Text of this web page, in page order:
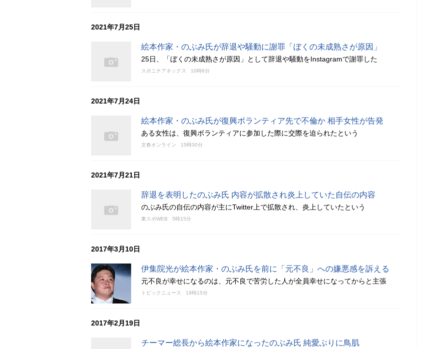
2021年7月25日
絵本作家・のぶみ氏が辞退や騒動に謝罪「ぼくの未成熟さが原因」
25日、「ぼくの未成熟さが原因」として辞退や騒動をInstagramで謝罪した
スポニチアネックス 10時6分
2021年7月24日
絵本作家・のぶみ氏が復興ボランティア先で不倫か 相手女性が告発
ある女性は、復興ボランティアに参加した際に交際を迫られたという
文春オンライン 15時30分
2021年7月21日
辞退を表明したのぶみ氏 内容が拡散され炎上していた自伝の内容
のぶみ氏の自伝の内容が主にTwitter上で拡散され、炎上していたという
東スポWEB 5時15分
2017年3月10日
伊集院光が絵本作家・のぶみ氏を前に「元不良」への嫌悪感を訴える
元不良が幸せになるのは、元不良で苦労した人が全員幸せになってからと主張
トピックニュース 19時15分
2017年2月19日
チーマー総長から絵本作家になったのぶみ氏 純愛ぶりに鳥肌